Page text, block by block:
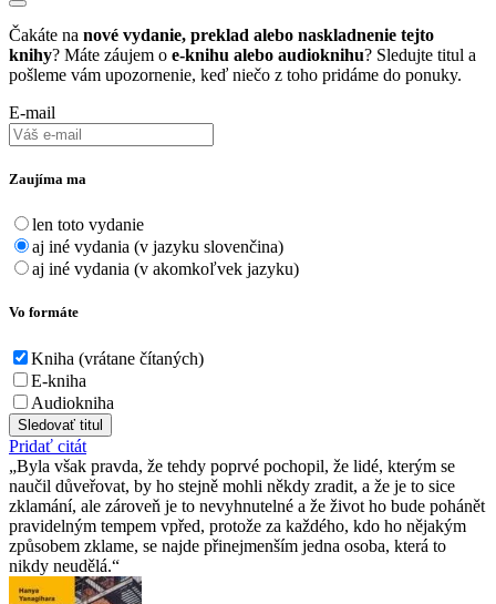
Čakáte na nové vydanie, preklad alebo naskladnenie tejto
knihy? Máte záujem o e-knihu alebo audioknihu? Sledujte titul a
pošleme vám upozornenie, keď niečo z toho pridáme do ponuky.
E-mail
Zaujíma ma
len toto vydanie
aj iné vydania (v jazyku slovenčina)
aj iné vydania (v akomkoľvek jazyku)
Vo formáte
Kniha (vrátane čítaných)
E-kniha
Audiokniha
Sledovať titul
Pridať citát
Byla však pravda, že tehdy poprvé pochopil, že lidé, kterým se
naučil důveřovat, by ho stejně mohli někdy zradit, a že je to sice
zklamání, ale zároveň je to nevyhnutelné a že život ho bude pohánět
pravidelným tempem vpřed, protože za každého, kdo ho nějakým
způsobem zklame, se najde přinejmenším jedna osoba, která to
nikdy neudělá.